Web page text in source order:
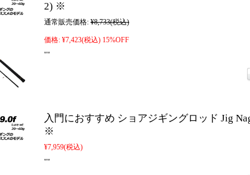
2) ※
通常販売価格: ¥8,733(税込)
価格: ¥7,423(税込) 15%OFF
""
入門におすすめ ショアジギングロッド Jig
※
¥7,959(税込)
""